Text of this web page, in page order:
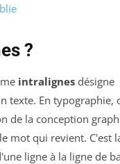
?
intralignes désigne
texte. En typographie,
de la conception
mot qui revient. C'est
ligne à la ligne de